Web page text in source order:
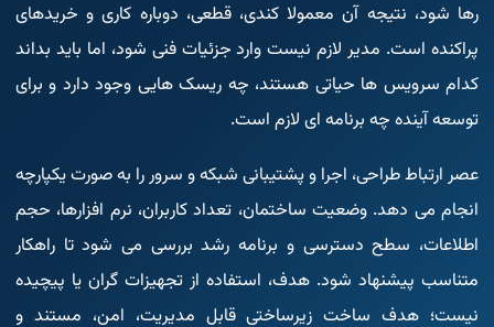
رها شود، نتیجه آن معمولا کندی، قطعی، دوباره کاری و خریدهای
پراکنده است. مدیر لازم نیست وارد جزئیات فنی شود، اما باید بداند
کدام سرویس ها حیاتی هستند، چه ریسک هایی وجود دارد و برای
توسعه آینده چه برنامه ای لازم است.
عصر ارتباط طراحی، اجرا و پشتیبانی شبکه و سرور را به صورت یکپارچه
انجام می دهد. وضعیت ساختمان، تعداد کاربران، نرم افزارها، حجم
اطلاعات، سطح دسترسی و برنامه رشد بررسی می شود تا راهکار
متناسب پیشنهاد شود. هدف، استفاده از تجهیزات گران یا پیچیده
نیست؛ هدف ساخت زیرساختی قابل مدیریت، امن، مستند و